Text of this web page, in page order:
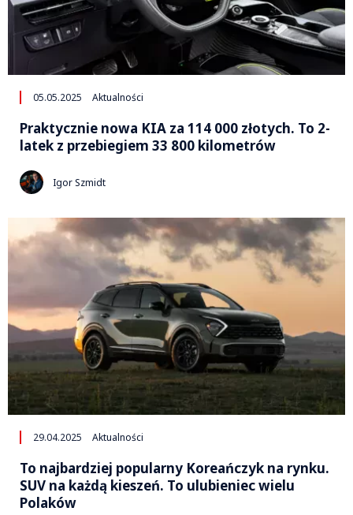
05.05.2025 Aktualności
Praktycznie nowa KIA za 114 000 złotych. To 2-
latek z przebiegiem 33 800 kilometrów
Igor Szmidt
29.04.2025 Aktualności
To najbardziej popularny Koreańczyk na rynku.
SUV na każdą kieszeń. To ulubieniec wielu
Polaków